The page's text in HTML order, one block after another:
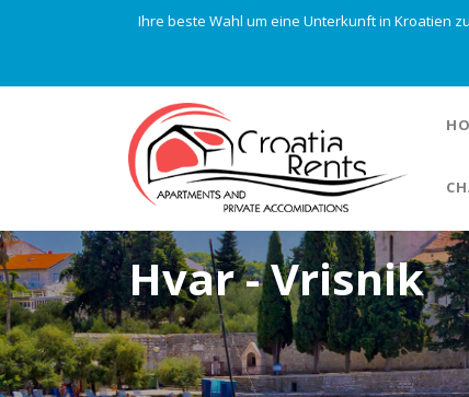
Ihre beste Wahl um eine Unterkunft in Kroatien
Hvar - Vrisnik